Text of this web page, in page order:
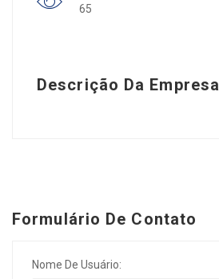
65
Descrição Da Empresa
Formulário De Contato
Nome De Usuário: